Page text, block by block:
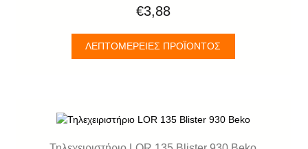
€3,88
ΛΕΠΤΟΜΈΡΕΙΕΣ ΠΡΟΪΌΝΤΟΣ